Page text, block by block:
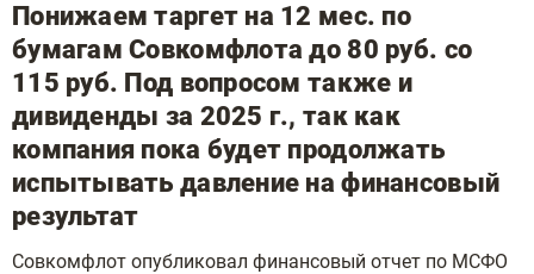
Понижаем таргет на 12 мес. по
бумагам Совкомфлота до 80 руб. со
115 руб. Под вопросом также и
дивиденды за 2025 г., так как
компания пока будет продолжать
испытывать давление на финансовый
результат
Совкомфлот опубликовал финансовый отчет по МСФО